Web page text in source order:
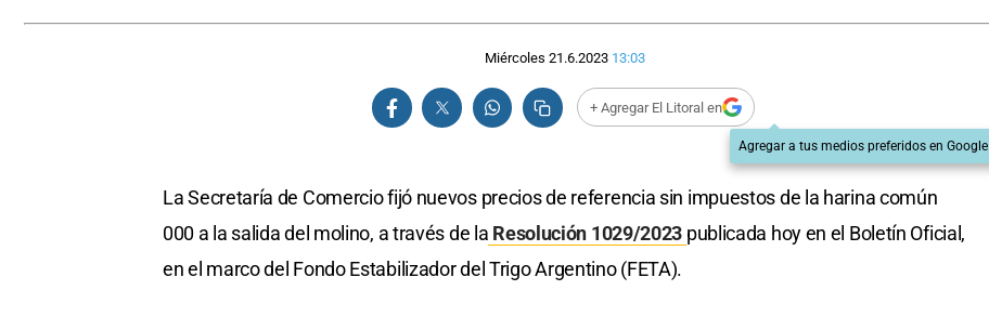
Miércoles 21.6.2023 13:03
+ Agregar El Litoral en
Agregar a tus medios preferidos en Google
La Secretaría de Comercio fijó nuevos precios de referencia sin impuestos de la harina común
000 a la salida del molino, a través de la Resolución 1029/2023 publicada hoy en el Boletín Oficial,
en el marco del Fondo Estabilizador del Trigo Argentino (FETA).